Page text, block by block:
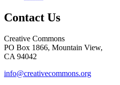
Contact Us
Creative Commons
PO Box 1866, Mountain View,
CA 94042
info@creativecommons.org